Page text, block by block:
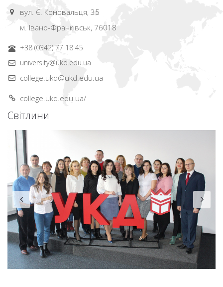
вул. Є. Коновальця, 35
м. Івано-Франківськ, 76018
+38 (0342) 77 18 45
university@ukd.edu.ua
college.ukd@ukd.edu.ua
college.ukd.edu.ua/
Світлини